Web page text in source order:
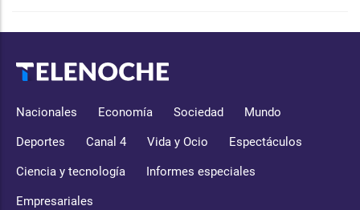
Nacionales Economía Sociedad Mundo
Deportes Canal 4 Vida y Ocio Espectáculos
Ciencia y tecnología Informes especiales
Empresariales